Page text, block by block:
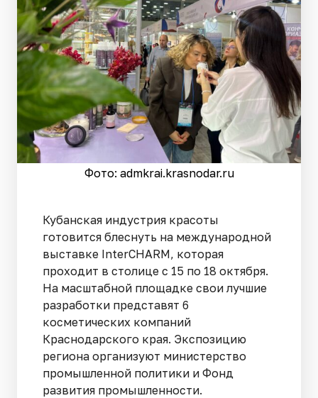
Фото: admkrai.krasnodar.ru
Кубанская индустрия красоты
готовится блеснуть на международной
выставке InterCHARM, которая
проходит в столице с 15 по 18 октября.
На масштабной площадке свои лучшие
разработки представят 6
косметических компаний
Краснодарского края. Экспозицию
региона организуют министерство
промышленной политики и Фонд
развития промышленности.